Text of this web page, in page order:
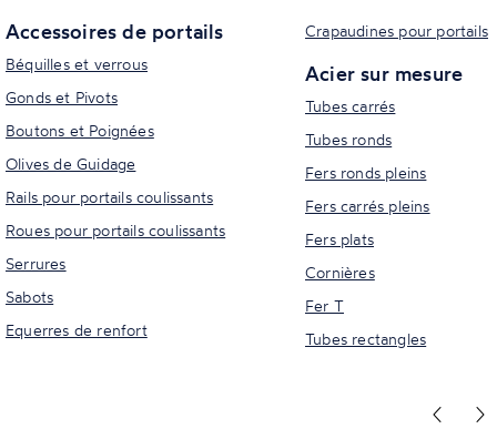
Accessoires de portails
Béquilles et verrous
Gonds et Pivots
Boutons et Poignées
Olives de Guidage
Rails pour portails coulissants
Roues pour portails coulissants
Serrures
Sabots
Equerres de renfort
Crapaudines pour portails
Acier sur mesure
Tubes carrés
Tubes ronds
Fers ronds pleins
Fers carrés pleins
Fers plats
Cornières
Fer T
Tubes rectangles